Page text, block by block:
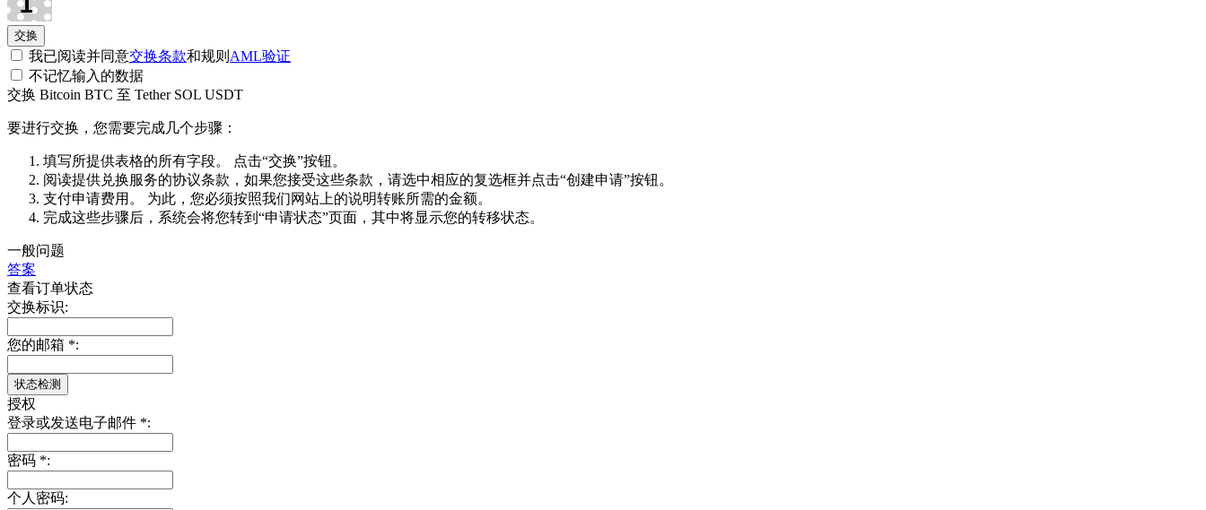
我已阅读并同意交换条款和规则 AML验证
不记忆输入的数据
交换 Bitcoin BTC 至 Tether SOL USDT
要进行交换，您需要完成几个步骤：
填写所提供表格的所有字段。 点击“交换”按钮。
阅读提供兑换服务的协议条款，如果您接受这些条款，请选中相应的复选框并点击“创建申请”按钮。
支付申请费用。 为此，您必须按照我们网站上的说明转账所需的金额。
完成这些步骤后，系统会将您转到“申请状态”页面，其中将显示您的转移状态。
一般问题
答案
查看订单状态
交换标识:
您的邮箱 *:
授权
登录或发送电子邮件 *:
密码 *:
个人密码: